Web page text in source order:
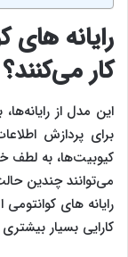
رایانه
کار می‌کنند؟
برای پردازش
کیوبیت‌ها، به لطف
می‌توانند چندین
رایانه ‌های
کارایی بسیار